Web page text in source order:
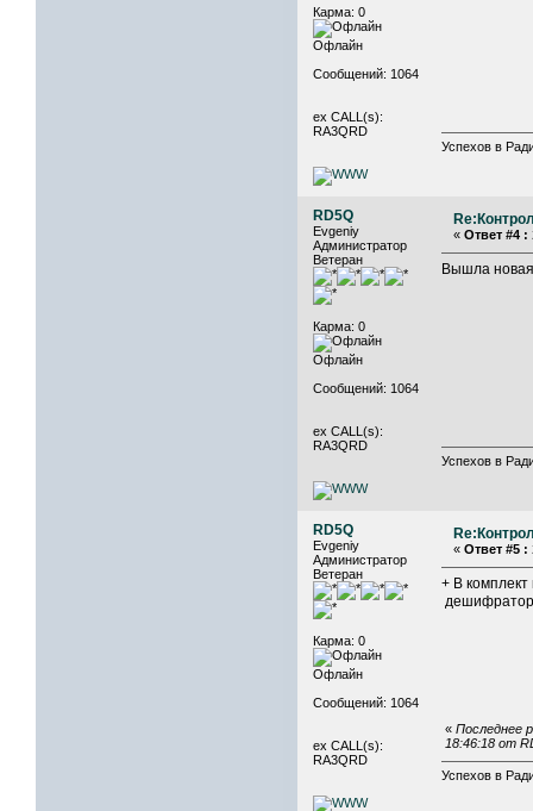
Карма: 0
Офлайн
Сообщений: 1064
ex CALL(s):
RA3QRD
Успехов в
RD5Q
Evgeniy
Администратор
Ветеран
Карма: 0
Офлайн
Сообщений: 1064
ex CALL(s):
RA3QRD
« Ответ #4 :
Вышла
Успехов в
RD5Q
Evgeniy
Администратор
Ветеран
Карма: 0
Офлайн
Сообщений: 1064
ex CALL(s):
RA3QRD
« Ответ #5 :
+ В
« Последнее
18:46:18 от
Успехов в